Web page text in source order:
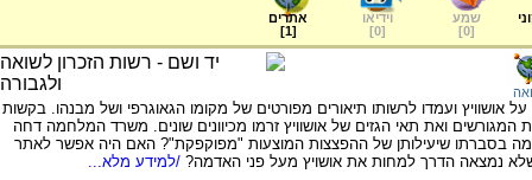
שמע
[
0
]
וידיאו
[
0
]
אתרים
[
1
]
את האמת על אושוויץ ועמדו לרשותו תיאורים מפורטים של מקומו הגאוגרפי ושל מבנהו. בקשות
ואת תאי הגזים של אושוויץ זרמו מכיוונים שונים. משרד המלחמה דחה
בסברתו שיעילותן של ההפצצות המוצעות "מפוקפקת"? האם היה אפשר לאתר
שלא נמצאה הדרך למחות את אושויץ מעל פני האדמה? /למידע מלא...